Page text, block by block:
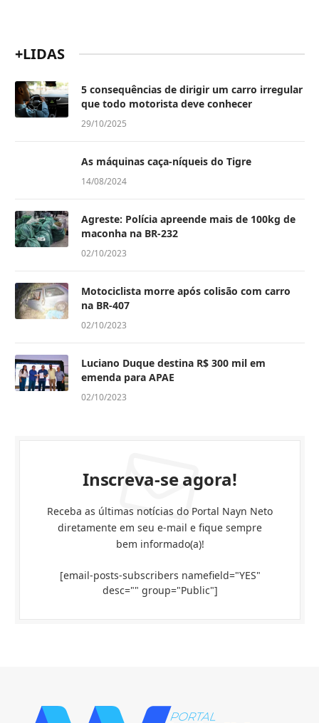
+LIDAS
5 consequências de dirigir um carro irregular
que todo motorista deve conhecer
29/10/2025
As máquinas caça-níqueis do Tigre
14/08/2024
Agreste: Polícia apreende mais de 100kg de
maconha na BR-232
02/10/2023
Motociclista morre após colisão com carro
na BR-407
02/10/2023
Luciano Duque destina R$ 300 mil em
emenda para APAE
02/10/2023
Inscreva-se agora!
Receba as últimas notícias do Portal Nayn Neto
diretamente em seu e-mail e fique sempre
bem informado(a)!
[email-posts-subscribers namefield="YES"
desc="" group="Public"]